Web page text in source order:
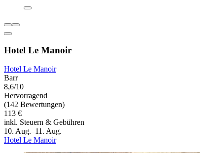
Hotel Le Manoir
Hotel Le Manoir
Barr
8,6/10
Hervorragend
(142 Bewertungen)
113 €
inkl. Steuern & Gebühren
10. Aug.–11. Aug.
Hotel Le Manoir